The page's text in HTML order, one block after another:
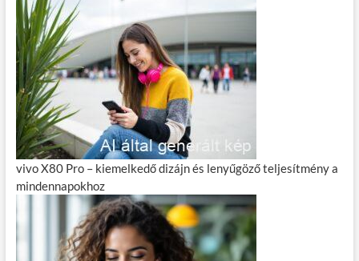
vivo X80 Pro – kiemelkedő dizájn és lenyűgöző teljesítmény a
mindennapokhoz